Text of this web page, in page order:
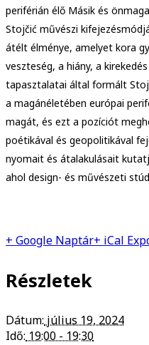
periférián élő Másik és
Stojčić művészi
átélt élménye, amelyet kora
veszteség, a hiány, a
tapasztalatai által formált
a magánéletében európai
magát, és ezt a pozíciót
poétikával és geopolitikával
nyomait és átalakulásait
ahol design- és művészeti
+ Google Naptár+ iCal
Részletek
Dátum: július 19, 2024
Idő: 19:00 - 19:30